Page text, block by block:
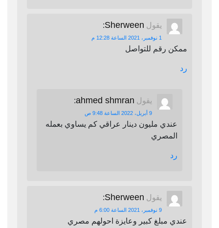
يقول Sherween
:
1 نوفمبر، 2021 الساعة 12:28 م
ممكن رقم للتواصل
رد
يقول ahmed shmran
:
9 أبريل، 2022 الساعة 9:48 ص
عندي مليون دينار عراقي كم يساوي بعمله
المصري
رد
يقول Sherween
:
9 نوفمبر، 2021 الساعة 6:00 م
عندي مبلغ كبير وعايزة احولهم مصري